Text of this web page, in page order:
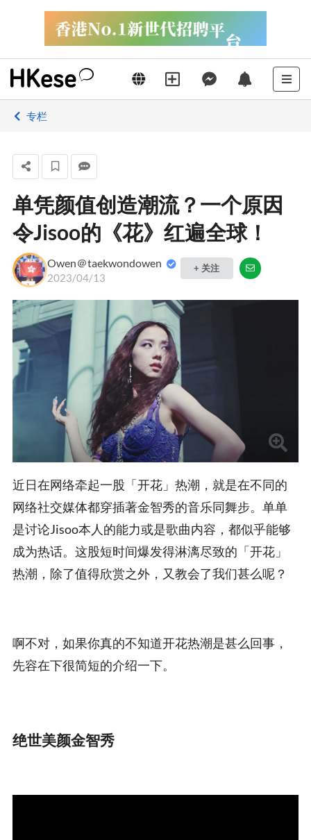
专栏
单凭颜值创造潮流？一个原因
令Jisoo的《花》红遍全球！
Owen＠taekwondowen
2023/04/13
+ 关注
近日在网络牵起一股「开花」热潮，就是在不同的
网络社交媒体都穿插著金智秀的音乐同舞步。单单
是讨论Jisoo本人的能力或是歌曲内容，都似乎能够
成为热话。这股短时间爆发得淋漓尽致的「开花」
热潮，除了值得欣赏之外，又教会了我们甚么呢？
啊不对，如果你真的不知道开花热潮是甚么回事，
先容在下很简短的介绍一下。
绝世美颜金智秀